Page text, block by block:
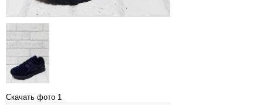
Скачать фото 1